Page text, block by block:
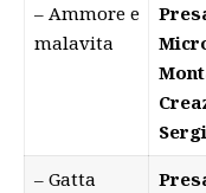
– Ammore e
malavita
– Gatta